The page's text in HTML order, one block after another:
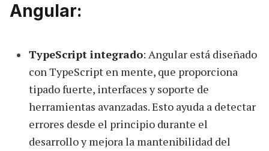
Angular:
TypeScript integrado: Angular está diseñado
con TypeScript en mente, que proporciona
tipado fuerte, interfaces y soporte de
herramientas avanzadas. Esto ayuda a detectar
errores desde el principio durante el
desarrollo y mejora la mantenibilidad del